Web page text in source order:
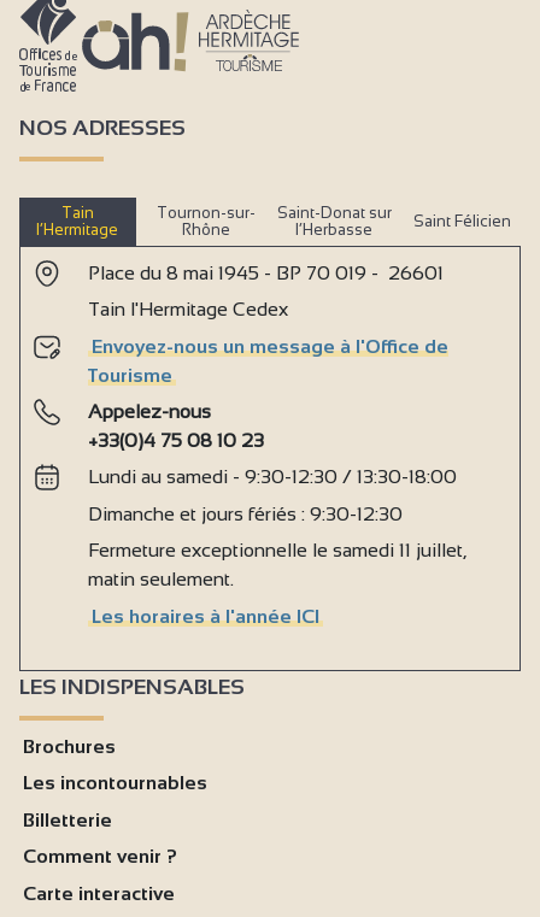
NOS ADRESSES
Tain
l’Hermitage
Tournon-sur-
Rhône
Saint-Donat sur
l’Herbasse
Saint Félicien
Place du 8 mai 1945 - BP 70 019 - 26601
Tain l'Hermitage Cedex
Envoyez-nous un message à l'Office de
Tourisme
Appelez-nous
+33(0)4 75 08 10 23
Lundi au samedi - 9:30-12:30 / 13:30-18:00
Dimanche et jours fériés : 9:30-12:30
Fermeture exceptionnelle le samedi 11 juillet,
matin seulement.
Les horaires à l'année ICI
LES INDISPENSABLES
Brochures
Les incontournables
Billetterie
Comment venir ?
Carte interactive